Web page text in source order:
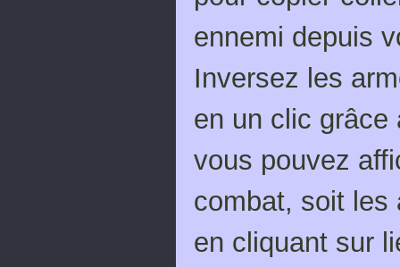
ennemi depuis
Inversez les
en un clic
vous pouvez
combat, soit les
en cliquant sur